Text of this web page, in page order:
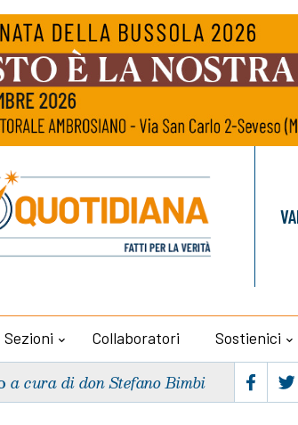
Sezioni Collaboratori Sostienici
a cura di don Stefano Bimbi